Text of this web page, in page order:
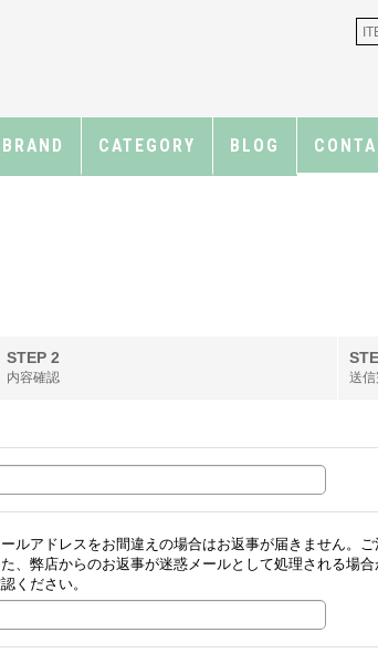
BRAND CATEGORY BLOG
STEP 2
内容確認 送信
ールアドレスをお間違えの場合はお返事が届きません。ご
た、弊店からのお返事が迷惑メールとして処理される場
ください。